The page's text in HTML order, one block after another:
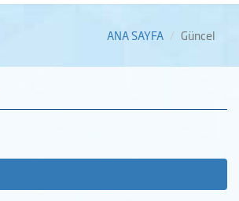
ANA SAYFA Güncel